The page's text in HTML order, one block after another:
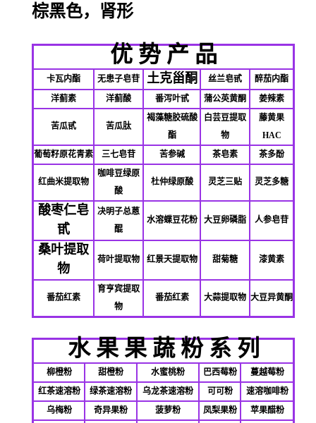
棕黑色，肾形
优 势 产 品
卡瓦内酯 无患子皂苷 土克甾酮 丝兰皂甙
醉茄内酯
洋蓟素
洋蓟酸 番泻叶甙 蒲公英黄酮 姜辣素
苦瓜甙 苦瓜肽
褐藻糖胶硫酸
酯
白芸豆提取
物
藤黄果
HAC
葡萄籽原花青素
三七皂苷 苦参碱 茶皂素 茶多酚
红曲米提取物
咖啡豆绿原
酸
杜仲绿原酸 灵芝三贴 灵芝多糖
酸枣仁皂
甙
决明子总蒽
醌
水溶蝶豆花粉 大豆卵磷脂 人参皂苷
桑叶提取
物
荷叶提取物 红景天提取物 甜菊糖 漆黄素
番茄红素
育亨宾提取
物
番茄红素 大蒜提取物 大豆异黄酮
水果果蔬粉系列
柳橙粉 甜橙粉 水蜜桃粉 巴西莓粉
蔓越莓粉
红茶速溶粉
绿茶速溶粉 乌龙茶速溶粉 可可粉
速溶咖啡粉
乌梅粉
奇异果粉 菠萝粉 凤梨果粉
苹果醋粉